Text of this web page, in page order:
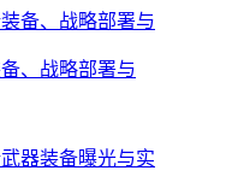
、战略部署与